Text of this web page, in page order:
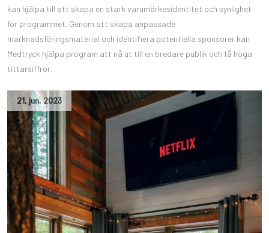
kan hjälpa till att skapa en stark varumärkesidentitet och synlighet
för programmet. Genom att skapa anpassade
marknadsföringsmaterial och identifiera potentiella sponsorer kan
Medtryck hjälpa program att nå ut till en bredare publik och få höga
tittarsiffror.
21, jun,2023